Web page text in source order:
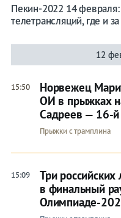
Пекин-2022 14
телетрансляций, где и
12
15:50
Норвежец
ОИ в прыжках
Садреев — 16-й
Прыжки с трамплина
15:09
Три
в финальный
Олимпиаде-